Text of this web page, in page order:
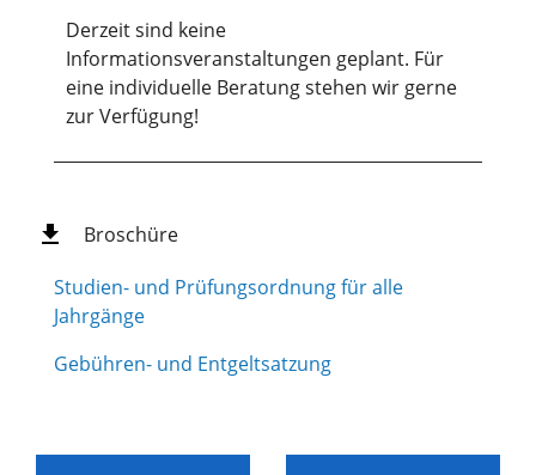
Derzeit sind keine
Informationsveranstaltungen geplant. Für
eine individuelle Beratung stehen wir gerne
zur Verfügung!
Broschüre
Studien- und Prüfungsordnung für alle
Jahrgänge
Gebühren- und Entgeltsatzung